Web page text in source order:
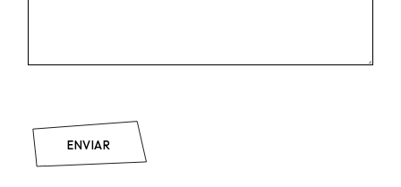
ENVIAR